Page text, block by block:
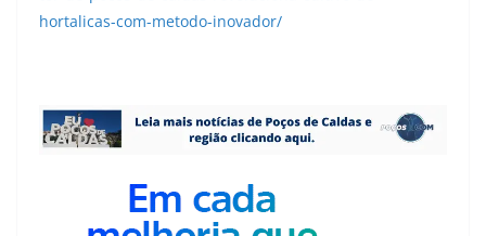
hortalicas-com-metodo-inovador/